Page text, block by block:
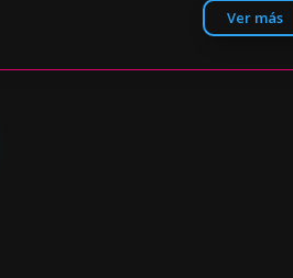
Ver más